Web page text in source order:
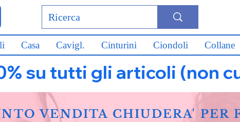
Casa Cavigl. Cinturini Ciondoli Collane
su tutti gli articoli (non
VENDITA CHIUDERA' PER